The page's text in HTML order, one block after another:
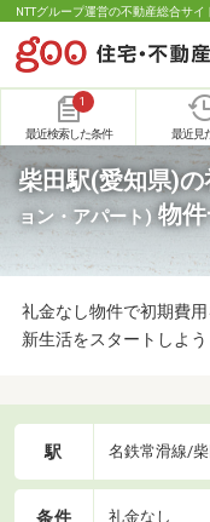
NTTグループ運営の不動産総合サイ
1
最近検索した条件 最近見
柴田駅(愛知県)
ョン・アパート) 物
礼金なし物件で初期費
新生活をスタートしよう
駅 名鉄常滑線/柴
条件 礼金なし